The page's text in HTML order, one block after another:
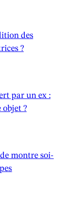
des
?
par un ex :
objet ?
montre soi-